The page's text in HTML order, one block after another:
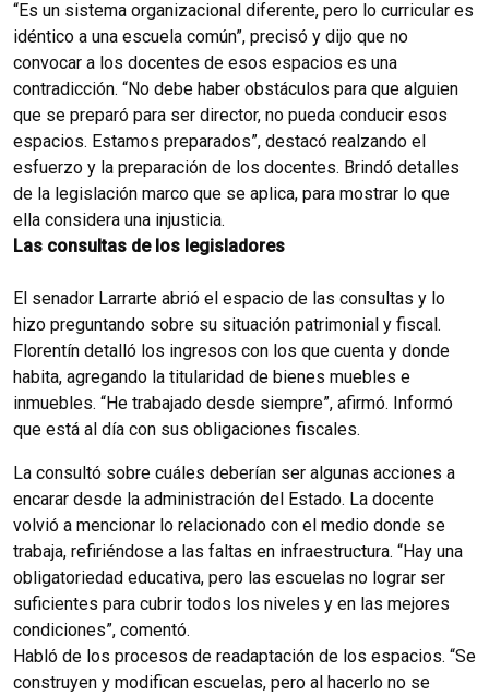
“Es un sistema organizacional diferente, pero lo curricular es
idéntico a una escuela común”, precisó y dijo que no
convocar a los docentes de esos espacios es una
contradicción. “No debe haber obstáculos para que alguien
que se preparó para ser director, no pueda conducir esos
espacios. Estamos preparados”, destacó realzando el
esfuerzo y la preparación de los docentes. Brindó detalles
de la legislación marco que se aplica, para mostrar lo que
ella considera una injusticia.
Las consultas de los legisladores
El senador Larrarte abrió el espacio de las consultas y lo
hizo preguntando sobre su situación patrimonial y fiscal.
Florentín detalló los ingresos con los que cuenta y donde
habita, agregando la titularidad de bienes muebles e
inmuebles. “He trabajado desde siempre”, afirmó. Informó
que está al día con sus obligaciones fiscales.
La consultó sobre cuáles deberían ser algunas acciones a
encarar desde la administración del Estado. La docente
volvió a mencionar lo relacionado con el medio donde se
trabaja, refiriéndose a las faltas en infraestructura. “Hay una
obligatoriedad educativa, pero las escuelas no lograr ser
suficientes para cubrir todos los niveles y en las mejores
condiciones”, comentó.
Habló de los procesos de readaptación de los espacios. “Se
construyen y modifican escuelas, pero al hacerlo no se